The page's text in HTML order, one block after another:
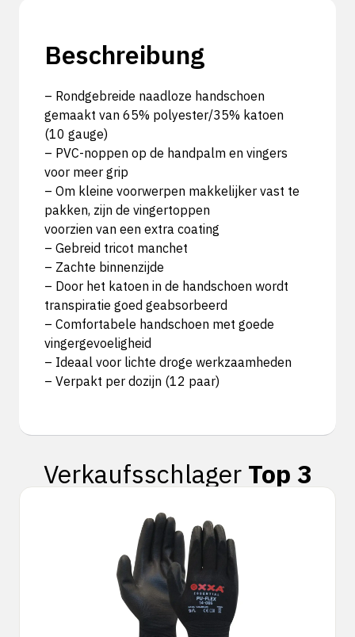
Beschreibung
– Rondgebreide naadloze handschoen
gemaakt van 65% polyester/35% katoen
(10 gauge)
– PVC-noppen op de handpalm en vingers
voor meer grip
– Om kleine voorwerpen makkelijker vast te
pakken, zijn de vingertoppen
voorzien van een extra coating
– Gebreid tricot manchet
– Zachte binnenzijde
– Door het katoen in de handschoen wordt
transpiratie goed geabsorbeerd
– Comfortabele handschoen met goede
vingergevoeligheid
– Ideaal voor lichte droge werkzaamheden
– Verpakt per dozijn (12 paar)
Verkaufsschlager Top 3